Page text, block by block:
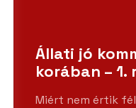
Állati jó
korában – 1.
Miért nem értik